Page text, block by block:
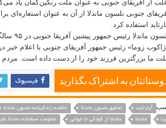
از آفریقای جنوبی به‌ عنوان ملت رنگین‌کمان یاد
جنوبی نلسون ماندلا از آن به عنوان
استفاده کرد.
ماندلا رئیس جمهور پیشین آفریقا جنوبی در ۹۵ سالگی درگذشته است. وی مدتی بود از عفونت ریه رنج می‌برد.
زوما» رئیس جمهور آفریقای جنوبی با اعلام
ما بزرگترین فرزند خود را از دست داده است. مردم
به اشتراک بگذارید فیسبوک
آپارتاید تحقیق نلسون ماندلا خلاصه زندگینامه نلسون ماندلا
ماندلا ماندلا از کودکی تا جوانی مقاومت مسلحانه ماندلا